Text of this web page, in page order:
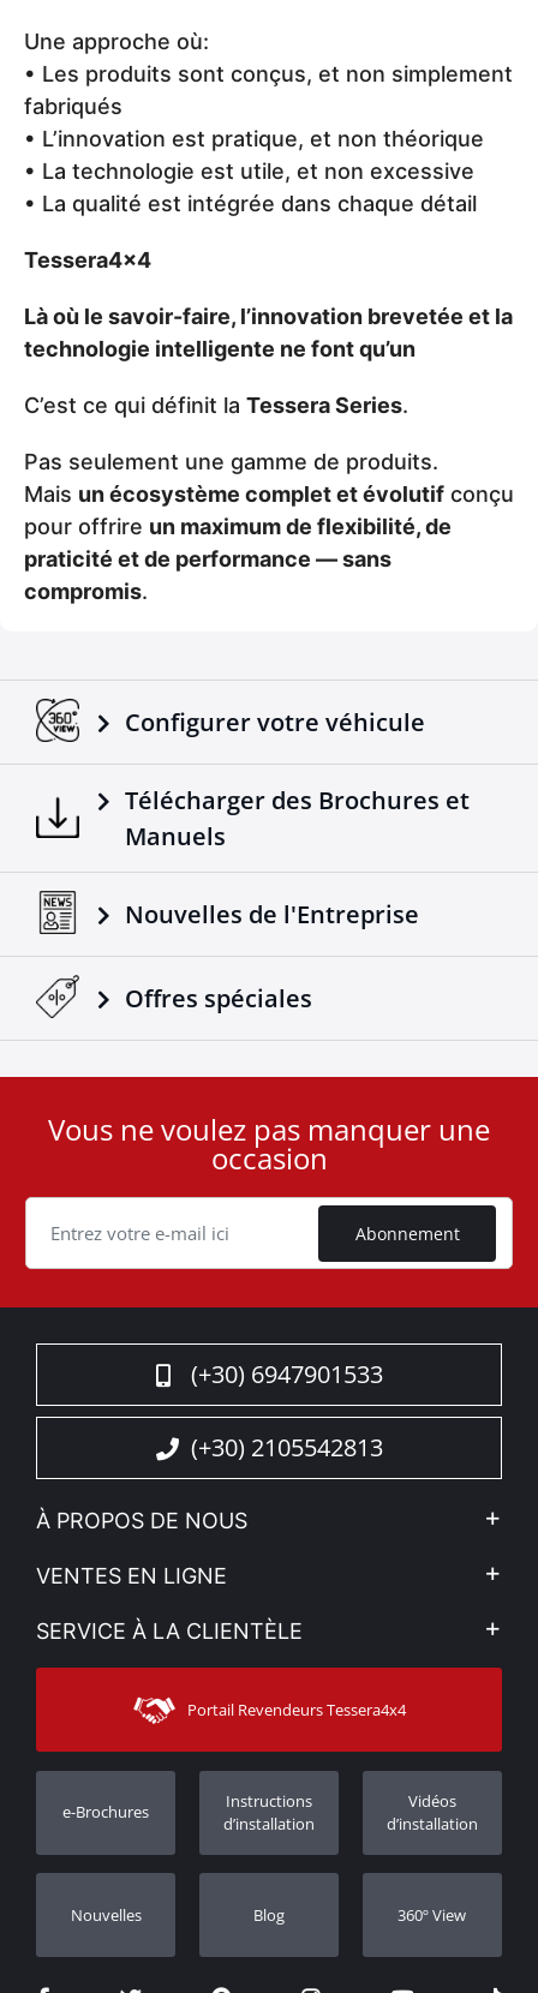
Une approche où:
• Les produits sont conçus, et non simplement
fabriqués
• L’innovation est pratique, et non théorique
• La technologie est utile, et non excessive
• La qualité est intégrée dans chaque détail
Tessera4x4
Là où le savoir-faire, l’innovation brevetée et la
technologie intelligente ne font qu’un
C’est ce qui définit la Tessera Series.
Pas seulement une gamme de produits.
Mais un écosystème complet et évolutif conçu
pour offrire un maximum de flexibilité, de
praticité et de performance — sans
compromis.
Configurer votre véhicule
Télécharger des Brochures et
Manuels
Nouvelles de l'Entreprise
Offres spéciales
User
Cookie
Vous ne voulez pas manquer une
occasion
Abonnement
(+30) 6947901533
(+30) 2105542813
À PROPOS DE NOUS
L'entreprise
Voir nos actualités
Sitemap
VENTES EN LIGNE
Mon compte
Moyens d’expédition
SERVICE À LA CLIENTÈLE
Contacter
Assistance aux clients
Suivi des commandes
Concessionnaires
Portail Revendeurs Tessera4x4
e-Brochures
Instructions
d’installation
Vidéos
d’installation
Nouvelles Blog 360º View